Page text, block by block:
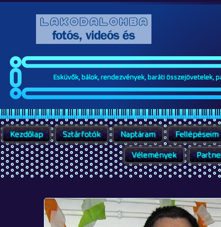
Esküvők, bálok, rendezvények, baráti összejövetelek,
Kezdőlap Sztárfotók Naptáram Fellépéseim
Vélemények